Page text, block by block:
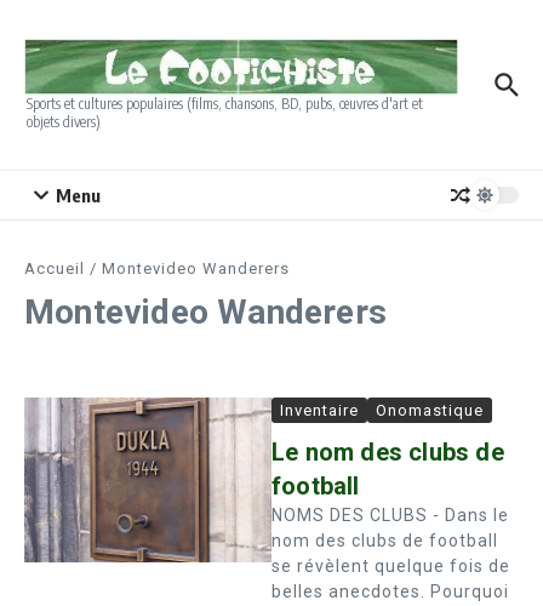
Sports et cultures populaires (films, chansons, BD, pubs, œuvres d'art et
objets divers)
Menu
Accueil / Montevideo Wanderers
Montevideo Wanderers
Inventaire Onomastique
Le nom des clubs de
football
NOMS DES CLUBS - Dans le
nom des clubs de football
se révèlent quelque fois de
belles anecdotes. Pourquoi